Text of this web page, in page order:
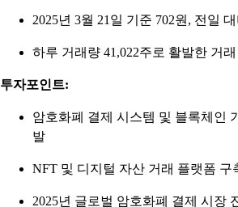
2025년 3월 21일 기준 702원, 전일
하루 거래량 41,022주로 활발한 거
투자포인트:
암호화폐 결제 시스템 및 블록체인
발
NFT 및 디지털 자산 거래 플랫폼 구
2025년 글로벌 암호화폐 결제 시장